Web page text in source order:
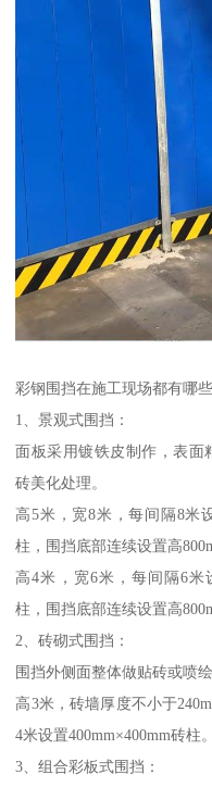
彩钢围挡在施工现场都有哪
1、景观式围挡：
面板采用镀铁皮制作，表面
砖美化处理。
高5米，宽8米，每间隔8米
柱，围挡底部连续设置高
高4米，宽6米，每间隔6米
柱，围挡底部连续设置高
2、砖砌式围挡：
围挡外侧面整体做贴砖或喷绘
高3米，砖墙厚度不小于
4米设置400mm×400mm砖柱。
3、组合彩板式围挡：